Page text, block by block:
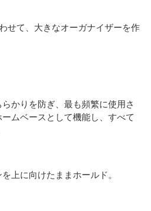
せて、大きなオーガナイザーを作
かりを防ぎ、最も頻繁に使用さ
ムベースとして機能し、すべて
上に向けたままホールド。